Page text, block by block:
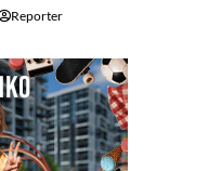
Reporter